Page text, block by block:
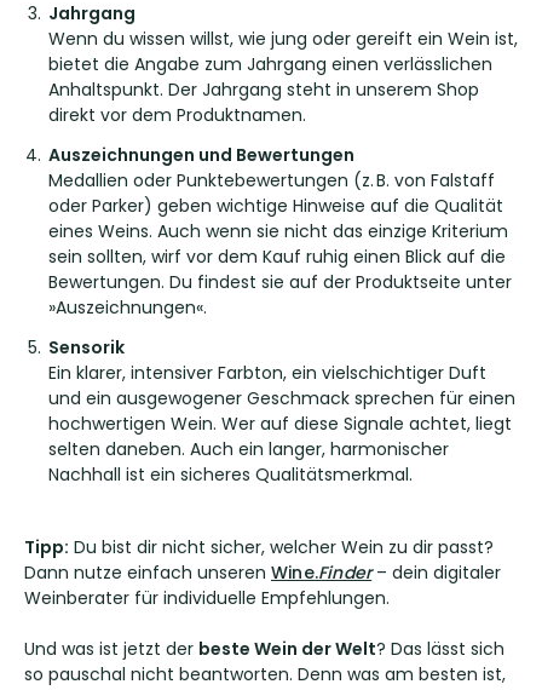
Jahrgang
Wenn du wissen willst, wie jung oder gereift ein Wein ist,
bietet die Angabe zum Jahrgang einen verlässlichen
Anhaltspunkt. Der Jahrgang steht in unserem Shop
direkt vor dem Produktnamen.
Auszeichnungen und Bewertungen
Medallien oder Punktebewertungen (z. B. von Falstaff
oder Parker) geben wichtige Hinweise auf die Qualität
eines Weins. Auch wenn sie nicht das einzige Kriterium
sein sollten, wirf vor dem Kauf ruhig einen Blick auf die
Bewertungen. Du findest sie auf der Produktseite unter
»Auszeichnungen«.
Sensorik
Ein klarer, intensiver Farbton, ein vielschichtiger Duft
und ein ausgewogener Geschmack sprechen für einen
hochwertigen Wein. Wer auf diese Signale achtet, liegt
selten daneben. Auch ein langer, harmonischer
Nachhall ist ein sicheres Qualitätsmerkmal.
Tipp: Du bist dir nicht sicher, welcher Wein zu dir passt?
Dann nutze einfach unseren Wine.Finder– dein digitaler
Weinberater für individuelle Empfehlungen.
Und was ist jetzt der beste Wein der Welt? Das lässt sich
so pauschal nicht beantworten. Denn was am besten ist,